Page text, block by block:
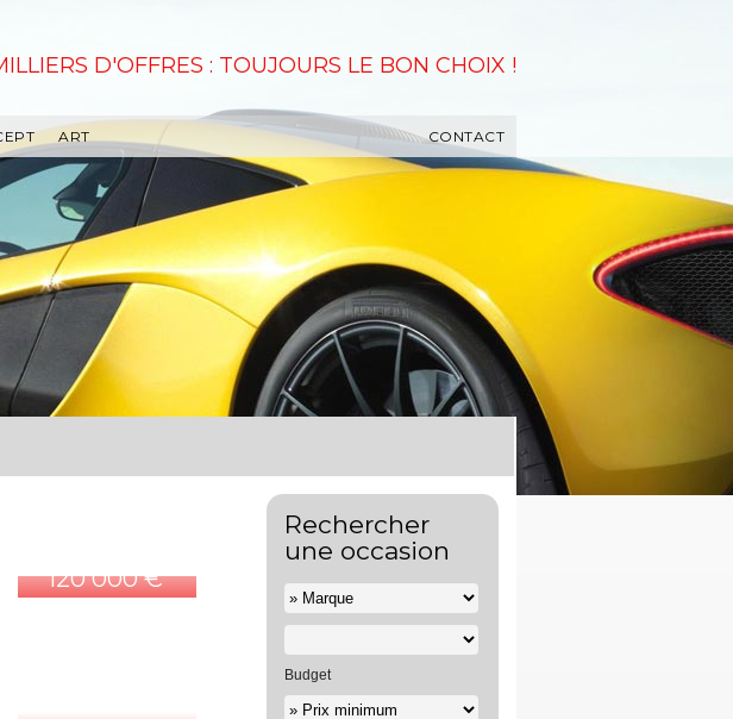
D'OFFRES : TOUJOURS LE BON CHOIX !
ART CONTACT
120 000 €
Rechercher
une occasion
Budget